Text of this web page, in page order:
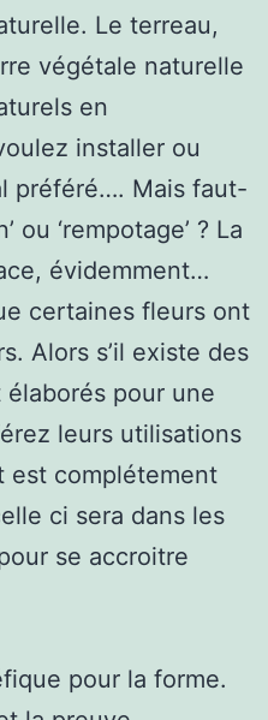
Le terreau,
végétale naturelle
en
installer ou
préféré…. Mais faut-
ou ‘rempotage’ ? La
évidemment…
certaines fleurs ont
Alors s’il existe des
pour une
leurs utilisations
est complétement
ci sera dans les
se accroitre
pour la forme.